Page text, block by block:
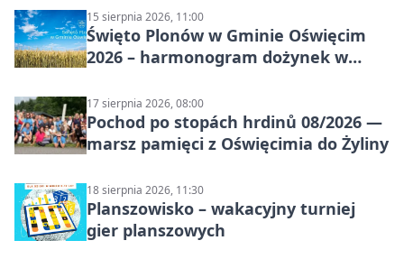
15 sierpnia 2026, 11:00
Święto Plonów w Gminie Oświęcim
2026 – harmonogram dożynek w
17 sierpnia 2026, 08:00
Pochod po stopách hrdinů 08/2026 —
marsz pamięci z Oświęcimia do Żyliny
18 sierpnia 2026, 11:30
Planszowisko – wakacyjny turniej
gier planszowych